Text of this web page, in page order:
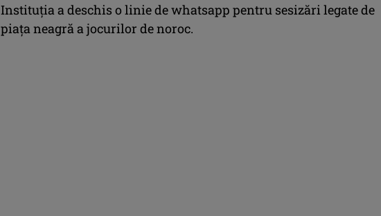
Instituţia a deschis o linie de whatsapp pentru sesizări legate de
piaţa neagră a jocurilor de noroc.